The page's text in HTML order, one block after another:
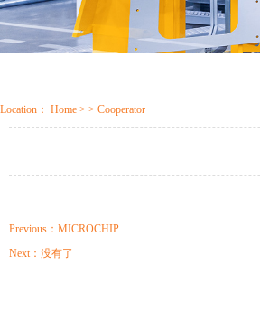
Location： Home > > Cooperator
Previous： MICROCHIP
Next： 没有了